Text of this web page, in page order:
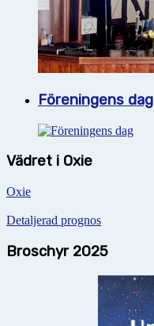
Föreningens dag
Vädret i Oxie
Oxie
Detaljerad prognos
Broschyr 2025